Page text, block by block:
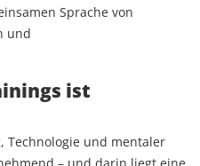
Sprache von
und
ist
Technologie und mentaler
– und darin liegt eine